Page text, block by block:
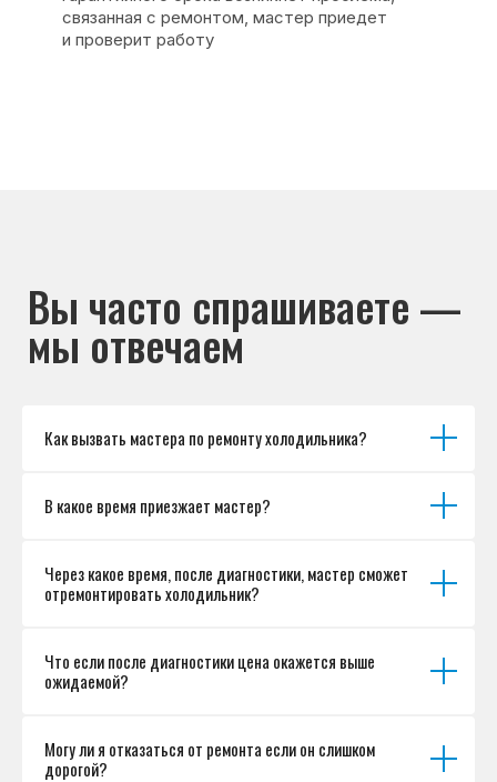
Как вызвать мастера по ремонту холодильника?
В какое время приезжает мастер?
Через какое время, после диагностики, мастер сможет
отремонтировать холодильник?
Что если после диагностики цена окажется выше
ожидаемой?
Могу ли я отказаться от ремонта если он слишком
дорогой?
© Сервисный центр «Морозилка.com».
Ремонт холодильников на дому в Москве
и Московской области
Политика обработки персональных данных
Разработка сайта
Для юр.лиц